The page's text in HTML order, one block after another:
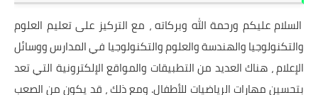
السلام عليكم ورحمة الله وبركاته ، مع التركيز على تعليم العلوم
والتكنولوجيا والهندسة والعلوم والتكنولوجيا في المدارس ووسائل
الإعلام ، هناك العديد من التطبيقات والمواقع الإلكترونية التي تعد
بتحسين مهارات الرياضيات للأطفال. ومع ذلك ، قد يكون من الصعب